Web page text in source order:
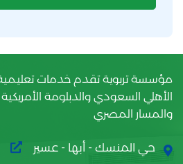
مؤسسة تربوية تقدم خدمات تعليمية
الأهلي السعودي والدبلومة
والمسار المصري
حي المنسك - أبها - عسير